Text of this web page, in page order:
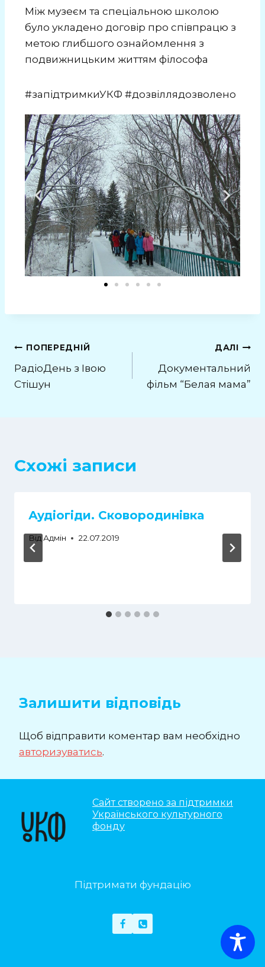
Між музеєм та спеціальною школою
було укладено договір про співпрацю з
метою глибшого ознайомлення з
подвижницьким життям філософа
#запідтримкиУКФ #дозвіллядозволено
ПОПЕРЕДНІЙ
РадіоДень з Івою
Стішун
ДАЛІ
Документальний
фільм “Белая мама”
Схожі записи
Аудіогіди. Сковородинівка
Від Адмін 22.07.2019
Залишити відповідь
Щоб відправити коментар вам необхідно
авторизуватись.
Сайт створено за підтримки
Українського культурного
фонду
Підтримати фундацію